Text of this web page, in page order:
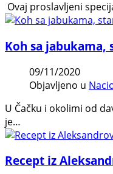
Ovaj proslavljeni
Koh sa jabukama,
09/11/2020
Objavljeno u
U Čačku i okolimi od
je…
Recept iz